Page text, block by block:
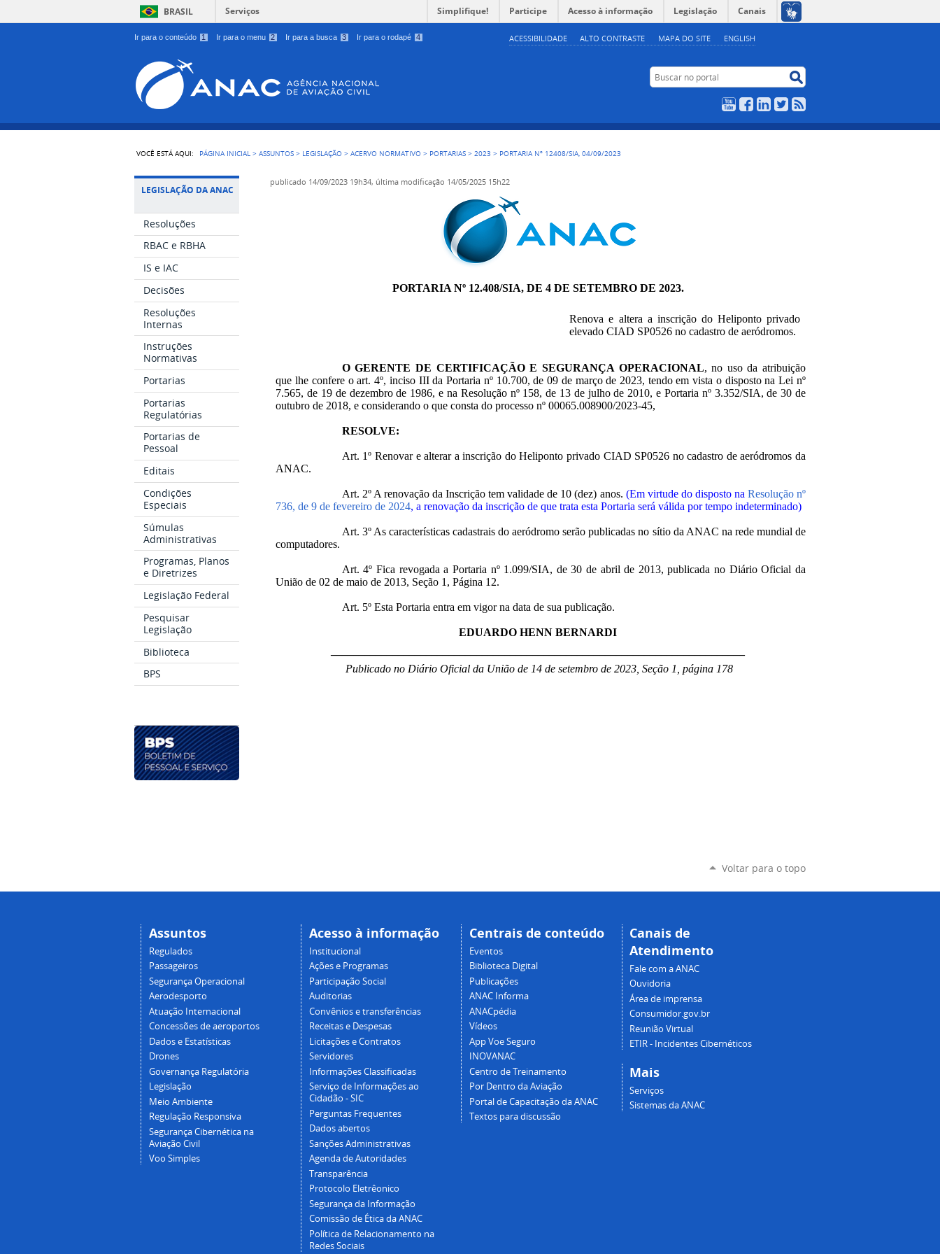
Ir para o conteúdo 1 Ir para o menu 2 Ir para a busca 3 Ir para o rodapé 4 ACESSIBILIDADE ALTO CONTRASTE MAPA DO SITE ENGLISH
BRASIL Serviços Simplifique! Participe Acesso à informação Legislação Canais
Buscar no portal
YouTubeFacebookLinkedIn
Twitter
VOCÊ ESTÁ AQUI: PÁGINA INICIAL >ASSUNTOS > LEGISLAÇÃO >ACERVO NORMATIVO > PORTARIAS >2023 > PORTARIA Nº 12408/SIA, 04/09/2023
LEGISLAÇÃO DA ANAC
Resoluções
RBAC e RBHA
IS e IAC
Decisões
Resoluções
Internas
Instruções
Normativas
Portarias
Portarias
Regulatórias
Portarias de
Pessoal
Editais
Condições
Especiais
Súmulas
Administrativas
Programas, Planos
e Diretrizes
Legislação Federal
Pesquisar
Legislação
Biblioteca
BPS
publicado 14/09/2023 19h34, última modificação 14/05/2025 15h22
PORTARIA Nº 12.408/SIA, DE 4 DE SETEMBRO DE 2023.
Renova e altera a inscrição do Heliponto privado
elevado CIAD SP0526 no cadastro de aeródromos.
O GERENTE DE CERTIFICAÇÃO E SEGURANÇA OPERACIONAL, no uso da atribuição
que lhe confere o art. 4º, inciso III da Portaria nº 10.700, de 09 de março de 2023, tendo em vista o disposto na Lei nº
7.565, de 19 de dezembro de 1986, e na Resolução nº 158, de 13 de julho de 2010, e Portaria nº 3.352/SIA, de 30 de
outubro de 2018, e considerando o que consta do processo nº 00065.008900/2023-45,
RESOLVE:
Art. 1º Renovar e alterar a inscrição do Heliponto privado CIAD SP0526 no cadastro de aeródromos da
ANAC.
Art. 2º A renovação da Inscrição tem validade de 10 (dez) anos. (Em virtude do disposto na Resolução nº
736, de 9 de fevereiro de 2024, a renovação da inscrição de que trata esta Portaria será válida por tempo indeterminado)
Art. 3º As características cadastrais do aeródromo serão publicadas no sítio da ANAC na rede mundial de
computadores.
Art. 4º Fica revogada a Portaria nº 1.099/SIA, de 30 de abril de 2013, publicada no Diário Oficial da
União de 02 de maio de 2013, Seção 1, Página 12.
Art. 5º Esta Portaria entra em vigor na data de sua publicação.
EDUARDO HENN BERNARDI
Publicado no Diário Oficial da União de 14 de setembro de 2023, Seção 1, página 178
Voltar para o topo
Assuntos
Regulados
Passageiros
Segurança Operacional
Aerodesporto
Atuação Internacional
Concessões de aeroportos
Dados e Estatísticas
Drones
Governança Regulatória
Legislação
Meio Ambiente
Regulação Responsiva
Segurança Cibernética na
Aviação Civil
Voo Simples
Acesso à informação
Institucional
Ações e Programas
Participação Social
Auditorias
Convênios e transferências
Receitas e Despesas
Licitações e Contratos
Servidores
Informações Classificadas
Serviço de Informações ao
Cidadão - SIC
Perguntas Frequentes
Dados abertos
Sanções Administrativas
Agenda de Autoridades
Transparência
Protocolo Eletrêonico
Segurança da Informação
Comissão de Ética da ANAC
Política de Relacionamento na
Redes Sociais
Centrais de conteúdo
Eventos
Biblioteca Digital
Publicações
ANAC Informa
ANACpédia
Vídeos
App Voe Seguro
INOVANAC
Centro de Treinamento
Por Dentro da Aviação
Portal de Capacitação da ANAC
Textos para discussão
Canais de
Atendimento
Fale com a ANAC
Ouvidoria
Área de imprensa
Consumidor.gov.br
Reunião Virtual
ETIR - Incidentes Cibernéticos
Mais
Serviços
Sistemas da ANAC